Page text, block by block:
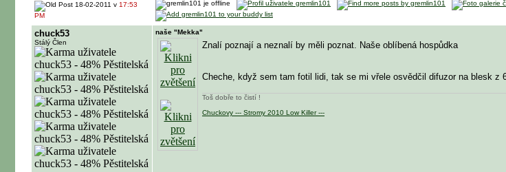
18-02-2011 v 17:53
PM
chuck53
Stálý Člen
naše "Mekka"
Znalí poznají a neznalí by měli poznat. Naše oblíbená hospůdka
Cheche, když sem tam fotil lidi, tak se mi vřele osvědčil difuzor na blesk
Toš dobře to čistí !
Chuckovy --- Stromy 2010 Low Killer ---